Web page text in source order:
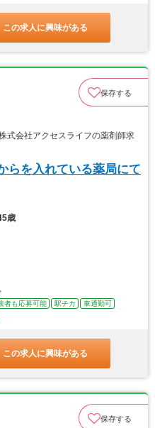
この求人に興味がある
保存する
会社アクセスライフの薬剤師求
らを入れている薬局にて
歳
者も応募可能 駅チカ
車通勤可
この求人に興味がある
保存する